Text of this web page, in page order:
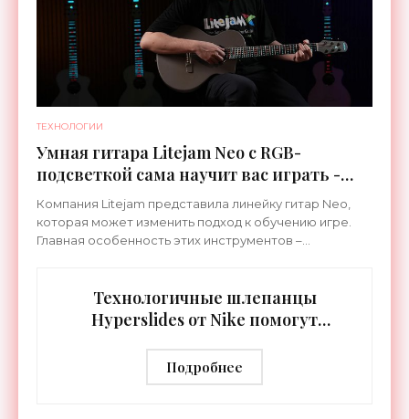
ТЕХНОЛОГИИ
Умная гитара Litejam Neo с RGB-
подсветкой сама научит вас играть -
«Гаджеты»
Компания Litejam представила линейку гитар Neo,
которая может изменить подход к обучению игре.
Главная особенность этих инструментов –
Технологичные шлепанцы
Hyperslides от Nike помогут
тренировки - «Гаджеты»
Подробнее